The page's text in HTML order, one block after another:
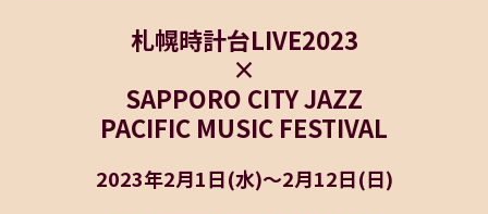
札幌時計台LIVE2023
×
SAPPORO CITY JAZZ
PACIFIC MUSIC FESTIVAL
2023年2月1日(水)～2月12日(日)